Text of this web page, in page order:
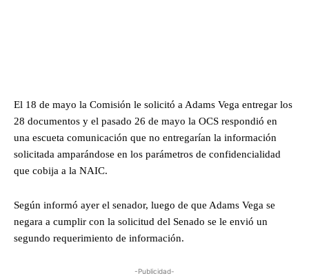
El 18 de mayo la Comisión le solicitó a Adams Vega entregar los
28 documentos y el pasado 26 de mayo la OCS respondió en
una escueta comunicación que no entregarían la información
solicitada amparándose en los parámetros de confidencialidad
que cobija a la NAIC.
Según informó ayer el senador, luego de que Adams Vega se
negara a cumplir con la solicitud del Senado se le envió un
segundo requerimiento de información.
-Publicidad-